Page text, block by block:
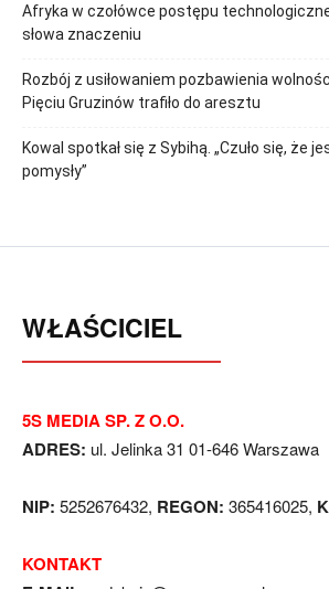
Afryka w czołówce postępu
słowa znaczeniu
Rozbój z usiłowaniem pozbawienia
Pięciu Gruzinów trafiło do aresztu
Kowal spotkał się z Sybihą. „Czuło się, że
pomysły”
WŁAŚCICIEL
5S MEDIA SP. Z O.O.
ADRES: ul. Jelinka 31 01-646 Warszawa
NIP: 5252676432, REGON: 365416025,
KONTAKT